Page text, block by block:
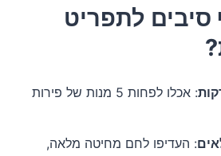
סיבים לתפריט
: אכלו לפחות 5 מנות של פירות
: העדיפו לחם מחיטה מלאה,